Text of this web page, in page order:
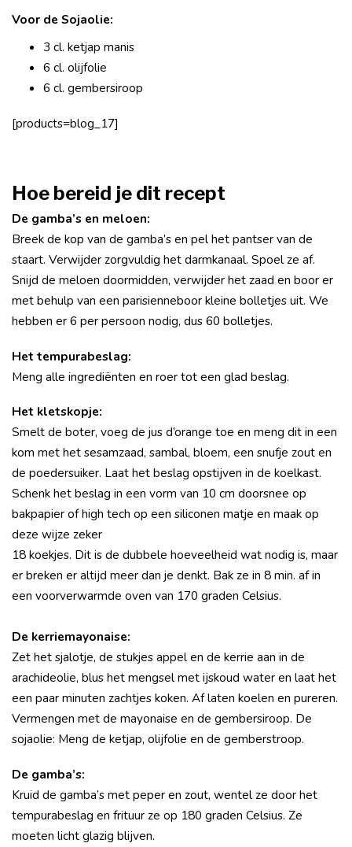
Voor de Sojaolie:
3 cl. ketjap manis
6 cl. olijfolie
6 cl. gembersiroop
[products=blog_17]
Hoe bereid je dit recept
De gamba’s en meloen:
Breek de kop van de gamba’s en pel het pantser van de
staart. Verwijder zorgvuldig het darmkanaal. Spoel ze af.
Snijd de meloen doormidden, verwijder het zaad en boor er
met behulp van een parisienneboor kleine bolletjes uit. We
hebben er 6 per persoon nodig, dus 60 bolletjes.
Het tempurabeslag:
Meng alle ingrediënten en roer tot een glad beslag.
Het kletskopje:
Smelt de boter, voeg de jus d’orange toe en meng dit in een
kom met het sesamzaad, sambal, bloem, een snufje zout en
de poedersuiker. Laat het beslag opstijven in de koelkast.
Schenk het beslag in een vorm van 10 cm doorsnee op
bakpapier of high tech op een siliconen matje en maak op
deze wijze zeker
18 koekjes. Dit is de dubbele hoeveelheid wat nodig is, maar
er breken er altijd meer dan je denkt. Bak ze in 8 min. af in
een voorverwarmde oven van 170 graden Celsius.
De kerriemayonaise:
Zet het sjalotje, de stukjes appel en de kerrie aan in de
arachideolie, blus het mengsel met ijskoud water en laat het
een paar minuten zachtjes koken. Af laten koelen en pureren.
Vermengen met de mayonaise en de gembersiroop. De
sojaolie: Meng de ketjap, olijfolie en de gemberstroop.
De gamba’s:
Kruid de gamba’s met peper en zout, wentel ze door het
tempurabeslag en frituur ze op 180 graden Celsius. Ze
moeten licht glazig blijven.